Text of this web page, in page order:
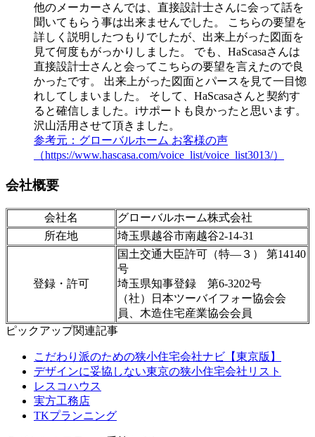
他のメーカーさんでは、直接設計士さんに会って話を
聞いてもらう事は出来ませんでした。 こちらの要望を
詳しく説明したつもりでしたが、出来上がった図面を
見て何度もがっかりしました。 でも、HaScasaさんは
直接設計士さんと会ってこちらの要望を言えたので良
かったです。 出来上がった図面とパースを見て一目惚
れしてしまいました。 そして、HaScasaさんと契約す
ると確信しました。iサポートも良かったと思います。
沢山活用させて頂きました。
参考元：グローバルホーム お客様の声
（https://www.hascasa.com/voice_list/voice_list3013/）
会社概要
会社名
グローバルホーム株式会社
所在地
埼玉県越谷市南越谷2-14-31
登録・許可
国土交通大臣許可（特―３） 第14140
号
埼玉県知事登録 第6-3202号
（社）日本ツーバイフォー協会会
員、木造住宅産業協会会員
ピックアップ関連記事
こだわり派のための狭小住宅会社ナビ【東京版】
デザインに妥協しない東京の狭小住宅会社リスト
レスコハウス
実方工務店
TKプランニング